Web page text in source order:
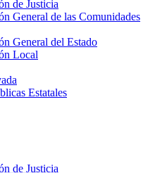
de Justicia
General de las Comunidades
General del Estado
Local
Estatales
de Justicia